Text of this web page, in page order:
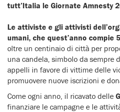
tutt’Italia le Giornate Amnesty
Le attiviste e gli attivisti
umani, che quest’anno compie
oltre un centinaio di città per
una candela, simbolo da sempre
appelli in favore di vittime delle
promuovere nuove iscrizioni e
Come ogni anno, il ricavato delle
finanziare le campagne e le